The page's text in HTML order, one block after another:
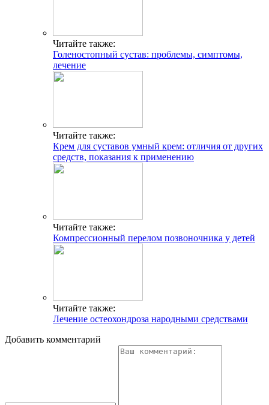
Читайте также:
Голеностопный сустав: проблемы, симптомы,
лечение
Читайте также:
Крем для суставов умный крем: отличия от других
средств, показания к применению
Читайте также:
Компрессионный перелом позвоночника у детей
Читайте также:
Лечение остеохондроза народными средствами
Добавить комментарий